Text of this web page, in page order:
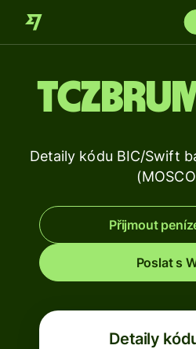
Detaily kódu BIC/Swift
Přijmout
Poslat s
Detaily